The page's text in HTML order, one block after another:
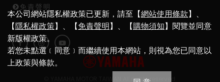
本公司網站隱私權政策已更新，請至【網站使用條款】、
【隱私權政策】、【免責聲明】、【購物須知】閱覽並同意
新版權政策。
若您未點選﹝同意﹞而繼續使用本網站，則視為您已同意以
上政策與條款。
免責聲明
All rights reserved.